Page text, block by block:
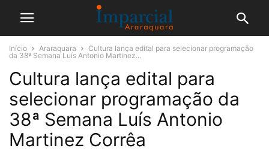
Início Araraquara
Cultura lança edital para selecionar programação
da 38ª Semana Luís Antonio Martinez...
Cultura lança edital para
selecionar programação da
38ª Semana Luís Antonio
Martinez Corrêa